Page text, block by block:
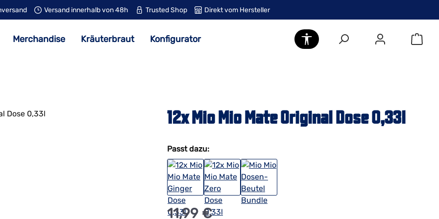
Versand innerhalb von 48h Trusted Shop Direkt vom Hersteller
Merchandise Kräuterbraut Konfigurator Werkzeugleiste anzeigen
12x Mio Mio Mate Original Dose 0,33l
Passt dazu:
Regulärer Preis:
11,99 €